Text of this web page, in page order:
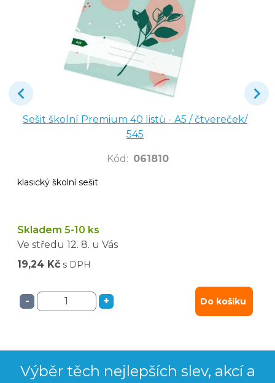
Sešit školní Premium 40 listů - A5 / čtvereček/
545
Kód : 061810
klasický školní sešit
Skladem 5-10 ks
Ve středu 12. 8. u Vás
19,24 Kč s DPH
- + Do košíku
Výběr těch nejlepších slev, akcí a